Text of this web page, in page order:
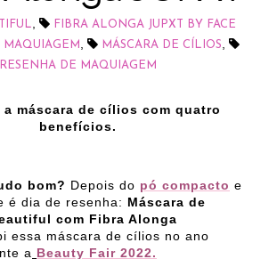
,
FIBRA ALONGA JUPXT BY FACE
MAQUIAGEM , MÁSCARA DE CÍLIOS,
RESENHA DE MAQUIAGEM
a máscara de cílios com quatro
benefícios.
bom? Depois do pó compacto e
é dia de resenha: Máscara de
com Fibra Alonga
essa máscara de cílios no ano
a Beauty Fair 2022.